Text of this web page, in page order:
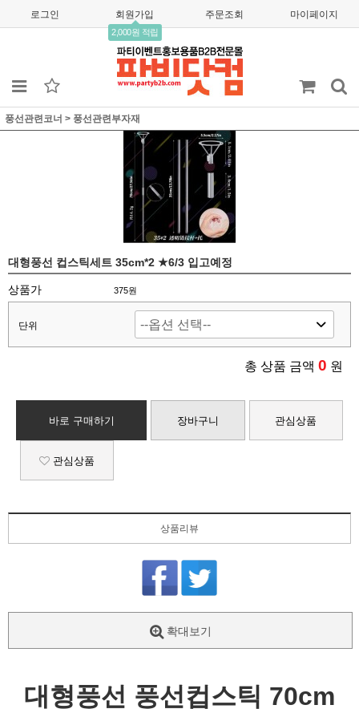
로그인 회원가입
2,000원 적립
주문조회 마이페이지
풍선관련코너 > 풍선관련부자재
대형풍선 컵스틱세트 35cm*2 ★6/3 입고예정
상품가 375원
단위
총 상품 금액 0 원
바로 구매하기 장바구니 관심상품
관심상품
상품리뷰
확대보기
대형풍선 풍선컵스틱 70cm